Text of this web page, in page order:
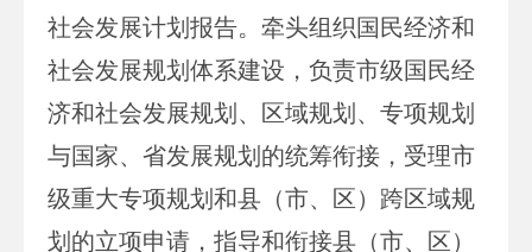
社会发展计划报告。牵头组织国民经济和
社会发展规划体系建设，负责市级国民经
济和社会发展规划、区域规划、专项规划
与国家、省发展规划的统筹衔接，受理市
级重大专项规划和县（市、区）跨区域规
划的立项申请，指导和衔接县（市、区）